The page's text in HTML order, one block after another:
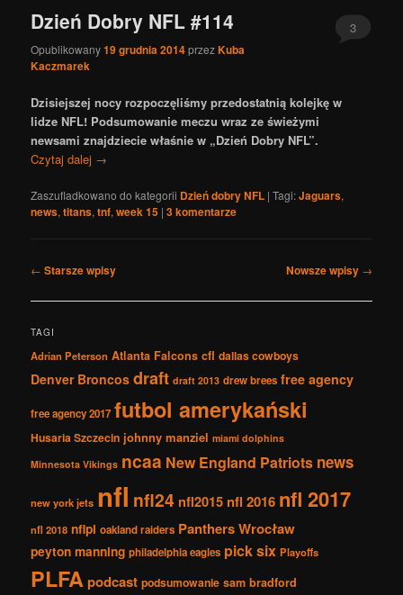
Dzień Dobry NFL #114
Opublikowany19 grudnia 2014przezKuba
Kaczmarek
3
Dzisiejszej nocy rozpoczęliśmy przedostatnią kolejkę w
lidze NFL! Podsumowanie meczu wraz ze świeżymi
newsami znajdziecie właśnie w „Dzień Dobry NFL”.
Czytaj dalej →
Zaszufladkowano do kategorii Dzień dobry NFL |Tagi:Jaguars,
news,titans,tnf,week 15 |3komentarze
Nawigacja
wpisach
← Starsze wpisy Nowsze wpisy →
TAGI
Adrian Peterson Atlanta Falcons cfl dallas cowboys
Denver Broncos draft draft 2013 drew brees free agency
free agency 2017 futbol amerykański
Husaria Szczecin johnny manziel miami dolphins
Minnesota Vikings ncaa New England Patriots news
new york jets nfl nfl24 nfl2015 nfl 2016 nfl 2017
nfl 2018 nflpl oakland raiders Panthers Wrocław
peyton manning philadelphia eagles pick six Playoffs
PLFApodcast podsumowanie sam bradford